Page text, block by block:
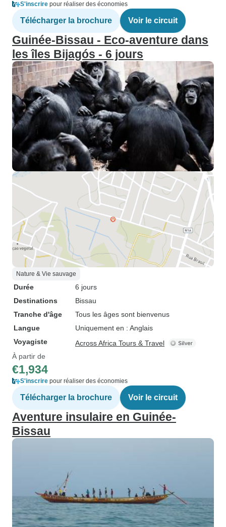
S'inscrire pour réaliser des économies
Télécharger la brochure Voir le circuit
Guinée-Bissau - Eco-aventure dans
les îles Bijagós - 6 jours
Nature & Vie sauvage
Durée
6 jours
Destinations
Bissau
Tranche d'âge
Tous les âges sont bienvenus
Langue
Uniquement en : Anglais
Voyagiste
Across Africa Tours & Travel
À partir de
€1,934
S'inscrire pour réaliser des économies
Télécharger la brochure Voir le circuit
Aventure insulaire en Guinée-
Bissau